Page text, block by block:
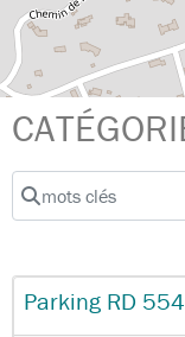
mots clés
Parking RD 554